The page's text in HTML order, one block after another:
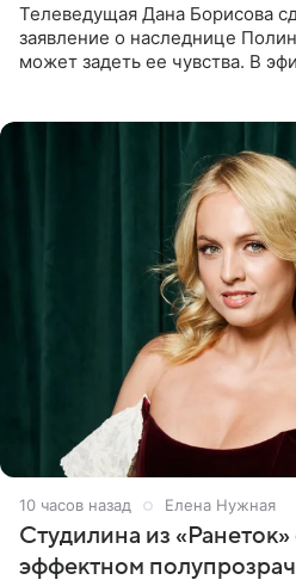
Телеведущая Дана Борисова
заявление о наследнице
может задеть ее чувства. В
10 часов назад Елена Нужная
Студилина из
эффектном